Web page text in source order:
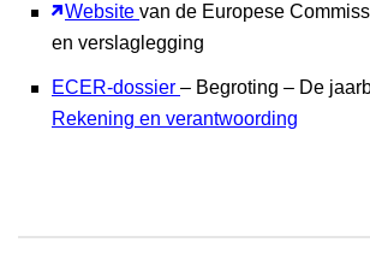
Website van de Europese
en verslaglegging
ECER-dossier – Begroting – De
Rekening en verantwoording